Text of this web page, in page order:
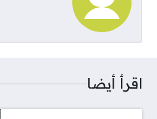
اقرأ أيضا